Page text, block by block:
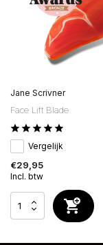
Jane Scrivner
Face Lift Blade
Vergelijk
€29,95
Incl. btw